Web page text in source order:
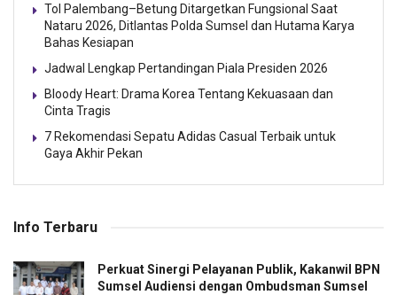
Tol Palembang–Betung Ditargetkan Fungsional Saat
Nataru 2026, Ditlantas Polda Sumsel dan Hutama Karya
Bahas Kesiapan
Jadwal Lengkap Pertandingan Piala Presiden 2026
Bloody Heart: Drama Korea Tentang Kekuasaan dan
Cinta Tragis
7 Rekomendasi Sepatu Adidas Casual Terbaik untuk
Gaya Akhir Pekan
Info Terbaru
Perkuat Sinergi Pelayanan Publik, Kakanwil BPN
Sumsel Audiensi dengan Ombudsman Sumsel